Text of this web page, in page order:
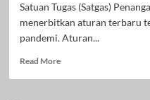
Satuan Tugas (Satgas)
menerbitkan aturan terbaru
pandemi. Aturan...
Read MoreRead